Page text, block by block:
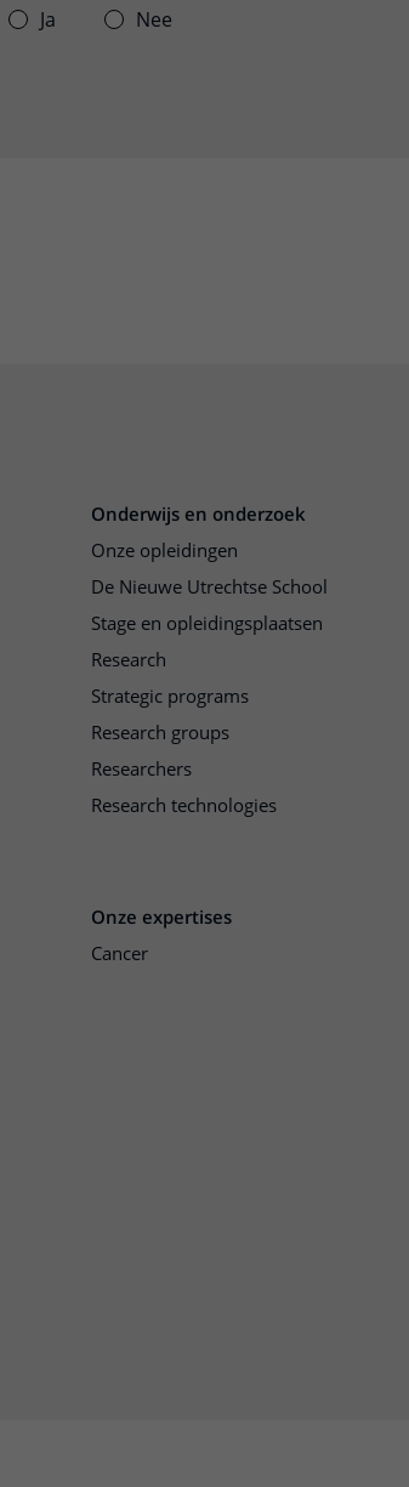
Ja Nee
Onderwijs en onderzoek
Onze opleidingen
De Nieuwe Utrechtse School
Stage en opleidingsplaatsen
Research
Strategic programs
Research groups
Researchers
Research technologies
Onze expertises
Cancer